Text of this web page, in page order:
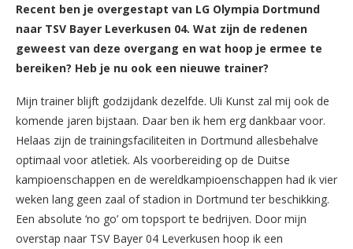
Recent ben je overgestapt van LG Olympia Dortmund
naar TSV Bayer Leverkusen 04. Wat zijn de redenen
geweest van deze overgang en wat hoop je ermee te
bereiken? Heb je nu ook een nieuwe trainer?
Mijn trainer blijft godzijdank dezelfde. Uli Kunst zal mij ook de
komende jaren bijstaan. Daar ben ik hem erg dankbaar voor.
Helaas zijn de trainingsfaciliteiten in Dortmund allesbehalve
optimaal voor atletiek. Als voorbereiding op de Duitse
kampioenschappen en de wereldkampioenschappen had ik vier
weken lang geen zaal of stadion in Dortmund ter beschikking.
Een absolute ‘no go’ om topsport te bedrijven. Door mijn
overstap naar TSV Bayer 04 Leverkusen hoop ik een